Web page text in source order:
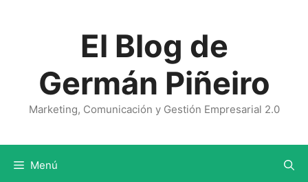
El Blog de
Germán Piñeiro
Marketing, Comunicación y Gestión Empresarial 2.0
Menú